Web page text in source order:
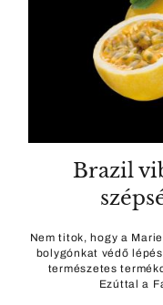
Brazil
Nem titok, hogy a
bolygónkat védő
természetes
Ezúttal a